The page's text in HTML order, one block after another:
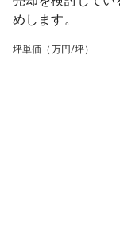
めします。
坪単価（万円/坪）